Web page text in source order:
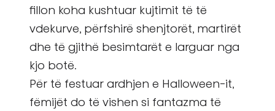
fillon koha kushtuar kujtimit të të
vdekurve, përfshirë shenjtorët, martirët
dhe të gjithë besimtarët e larguar nga
kjo botë.
Për të festuar ardhjen e Halloween-it,
fëmijët do të vishen si fantazma të